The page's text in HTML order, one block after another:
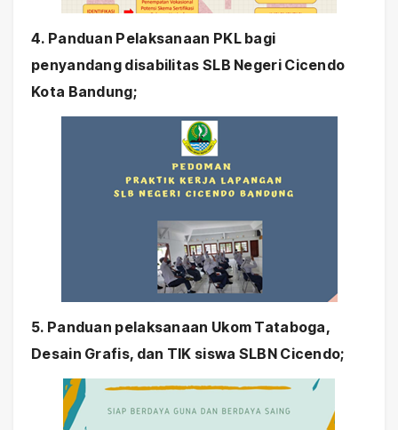
4. Panduan Pelaksanaan PKL bagi
penyandang disabilitas SLB Negeri Cicendo
Kota Bandung;
5. Panduan pelaksanaan Ukom Tataboga,
Desain Grafis, dan TIK siswa SLBN Cicendo;